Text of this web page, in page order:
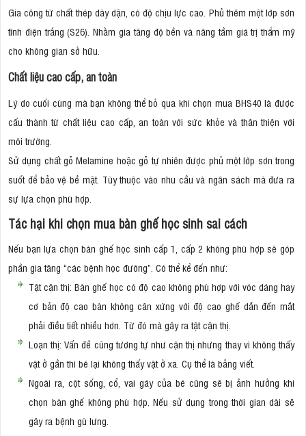
Gia công từ chất thép dày dặn, có độ chịu lực cao. Phủ thêm một lớp sơn
tĩnh điện trắng (S26). Nhằm gia tăng độ bền và nâng tầm giá trị thẩm mỹ
cho không gian sở hữu.
Chất liệu cao cấp, an toàn
Lý do cuối cùng mà bạn không thể bỏ qua khi chọn mua BHS40 là được
cấu thành từ chất liệu cao cấp, an toàn với sức khỏe và thân thiện với
môi trường.
Sử dụng chất gỗ Melamine hoặc gỗ tự nhiên được phủ một lớp sơn trong
suốt để bảo vệ bề mặt. Tùy thuộc vào nhu cầu và ngân sách mà đưa ra
sự lựa chọn phù hợp.
Tác hại khi chọn mua bàn ghế học sinh sai cách
Nếu bạn lựa chọn bàn ghế học sinh cấp 1, cấp 2 không phù hợp sẽ góp
phần gia tăng “các bệnh học đường”. Có thể kể đến như:
Tật cận thị: Bàn ghế học có độ cao không phù hợp với vóc dáng hay
cơ bản độ cao bàn không cân xứng với độ cao ghế dẫn đến mắt
phải điều tiết nhiều hơn. Từ đó mà gây ra tật cận thị.
Loạn thị: Vấn đề cũng tương tự như cận thị nhưng thay vì không thấy
vật ở gần thì bé lại không thấy vật ở xa. Cụ thể là bảng viết.
Ngoài ra, cột sống, cổ, vai gáy của bé cũng sẽ bị ảnh hưởng khi
chọn bàn ghế không phù hợp. Nếu sử dụng trong thời gian dài sẽ
gây ra bệnh gù lưng.